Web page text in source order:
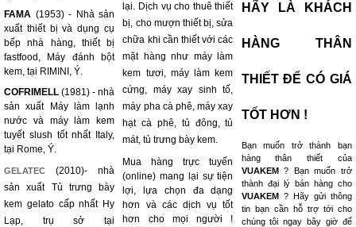
FAMA (1953) - Nhà sản
xuất thiết bị và dụng cụ
bếp nhà hàng, thiết bị
fastfood, Máy đánh bột
kem, tại RIMINI, Ý.
COFRIMELL (1981) - nhà
sản xuất Máy làm lạnh
nước và máy làm kem
tuyết slush tốt nhất Italy,
tại Rome, Ý.
GELATEC (2010)- nhà
sản xuất Tủ trưng bày
kem gelato cấp nhất Hy
Lạp, trụ sở tại
lại. Dịch vụ cho thuê thiết
bị, cho mượn thiết bị, sửa
chữa khi cần thiết với các
mặt hàng như máy làm
kem tươi, máy làm kem
cứng, máy xay sinh tố,
máy pha cà phê, máy xay
hạt cà phê, tủ đông, tủ
mát, tủ trưng bày kem.
Mua hàng trực tuyến
(online) mang lại sự tiện
lợi, lựa chọn đa dạng
hơn và các dịch vụ tốt
hơn cho mọi người !
HÃY LÀ KHÁCH
HÀNG THÂN
THIẾT ĐỂ CÓ GIÁ
TỐT HƠN !
Bạn muốn trở thành bạn
hàng thân thiết của
VUAKEM? Bạn muốn trở
thành đại lý bán hàng cho
VUAKEM? Hãy gửi thông
tin bạn cần hỗ trợ tới cho
chúng tôi ngay bây giờ để